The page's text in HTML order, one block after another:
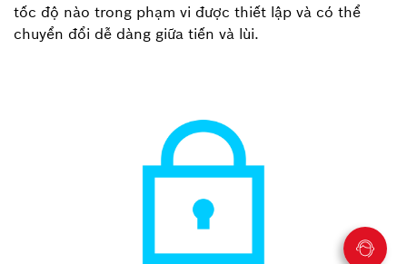
tốc độ nào trong phạm vi được thiết lập và có thể
chuyển đổi dễ dàng giữa tiến và lùi.